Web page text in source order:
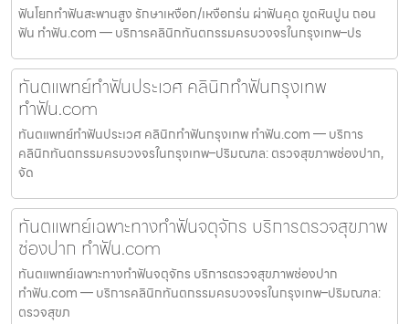
ฟันโยกทำฟันสะพานสูง รักษาเหงือก/เหงือกร่น ผ่าฟันคุด ขูดหินปูน ถอน
ฟัน ทำฟัน.com — บริการคลินิกทันตกรรมครบวงจรในกรุงเทพ–ปร
ทันตแพทย์ทำฟันประเวศ คลินิกทำฟันกรุงเทพ
ทำฟัน.com
ทันตแพทย์ทำฟันประเวศ คลินิกทำฟันกรุงเทพ ทำฟัน.com — บริการ
คลินิกทันตกรรมครบวงจรในกรุงเทพ–ปริมณฑล: ตรวจสุขภาพช่องปาก,
จัด
ทันตแพทย์เฉพาะทางทำฟันจตุจักร บริการตรวจสุขภาพ
ช่องปาก ทำฟัน.com
ทันตแพทย์เฉพาะทางทำฟันจตุจักร บริการตรวจสุขภาพช่องปาก
ทำฟัน.com — บริการคลินิกทันตกรรมครบวงจรในกรุงเทพ–ปริมณฑล:
ตรวจสุขภ